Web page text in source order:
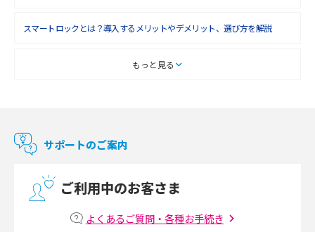
スマートロックとは？導入するメリットやデメリット、選び方を解説
スマートテレビとは？特徴や選び方、使い方をわかりやすく解説
マンションで使えるWi-Fiは？種類ごとの特徴や選び方を紹介
マンションで光回線の利用を始める手順は？設備状況の確認方法も解説
もっと見る
サポートのご案内
ご利用中のお客さま
よくあるご質問・各種お手続き